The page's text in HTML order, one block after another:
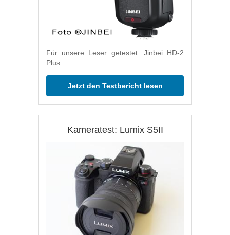
Für unsere Leser getestet: Jinbei HD-2
Plus.
Jetzt den Testbericht lesen
Kameratest: Lumix S5II